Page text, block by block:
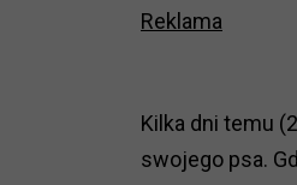
Reklama
Kilka dni temu
swojego psa.